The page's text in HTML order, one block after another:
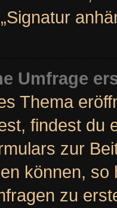
Umfrage
Thema
findest du
zur
können,
zu